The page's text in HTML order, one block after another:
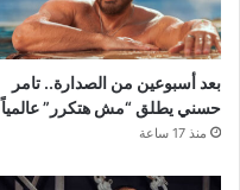
بعد أسبوعين من الصدارة.. تامر
حسني يطلق “مش هتكرر” عالمياً
منذ 17 ساعة